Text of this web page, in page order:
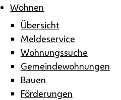
Wohnen
Übersicht
Meldeservice
Wohnungssuche
Gemeindewohnungen
Bauen
Förderungen